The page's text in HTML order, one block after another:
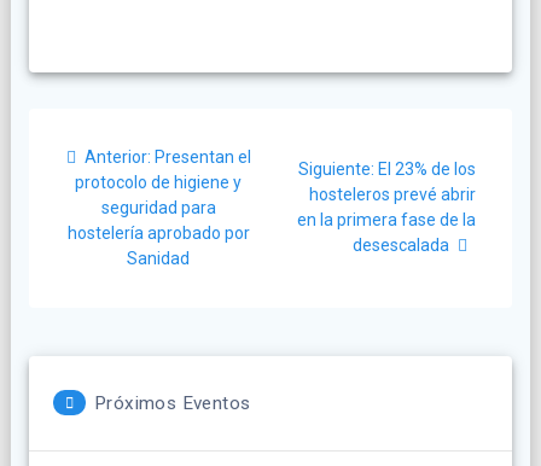
entradas
Anterior: Post
anterior:
Presentan el
protocolo de higiene y
seguridad para
hostelería aprobado por
Sanidad
Siguiente: Siguiente
post:
El 23% de los
hosteleros prevé abrir
en la primera fase de la
desescalada
Próximos Eventos